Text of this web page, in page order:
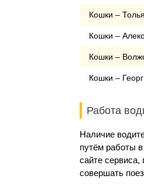
Кошки –
Кошки –
Кошки –
Кошки –
Работа
Наличие
путём работы
сайте
совершать